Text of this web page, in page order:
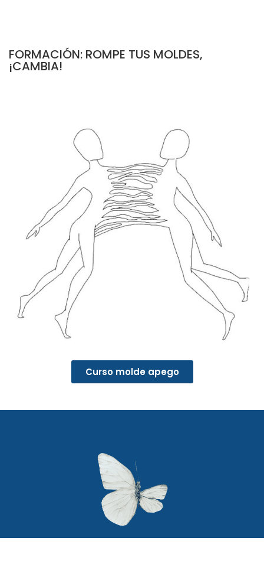
FORMACIÓN: ROMPE TUS MOLDES,
¡CAMBIA!
Curso molde apego